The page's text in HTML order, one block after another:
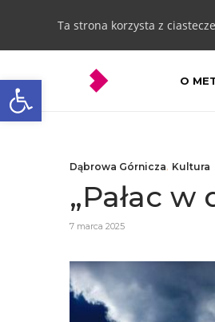
Otwórz pasek narzędzi
Ta strona korzysta z
O
Dąbrowa Górnicza, Kultura
„Pałac
7 marca 2025